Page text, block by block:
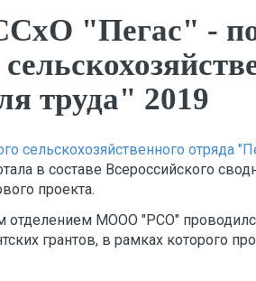
"Пегас" -
труда" 2019
сельскохозяйственного отряда
в составе Всероссийского
проекта.
отделением МООО "РСО"
грантов, в рамках которого